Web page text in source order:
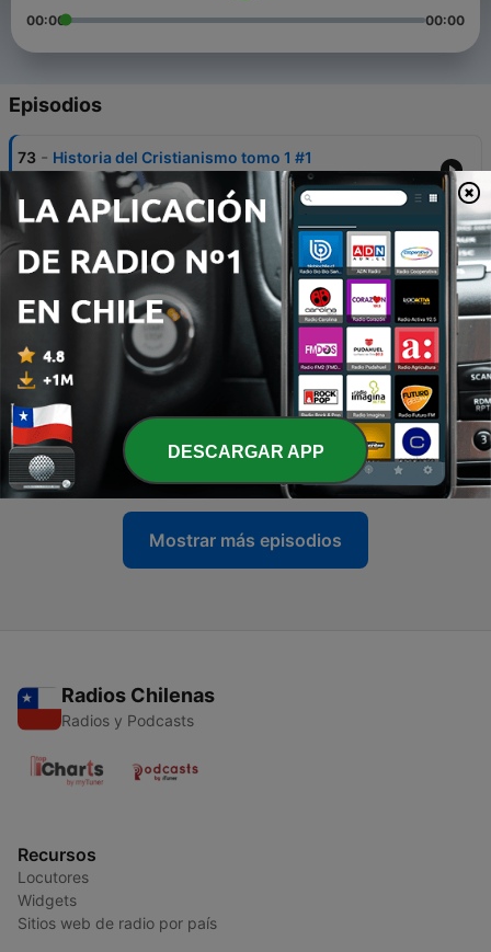
00:00 00:00
Episodios
73 - Historia del Cristianismo tomo 1 #1
16 sep. 2015
72 - Guillermo Carey
16 sep. 2015
71 - Biografia de Zwinglio
16 sep. 2015
70 - La deidad de Cristo
16 sep. 2015
69 - pecadores en las manos de un Dios airado
16 sep. 2015
Mostrar más episodios
Radios Chilenas
Radios y Podcasts
Recursos
Locutores
Widgets
Sitios web de radio por país
DESCARGAR APP